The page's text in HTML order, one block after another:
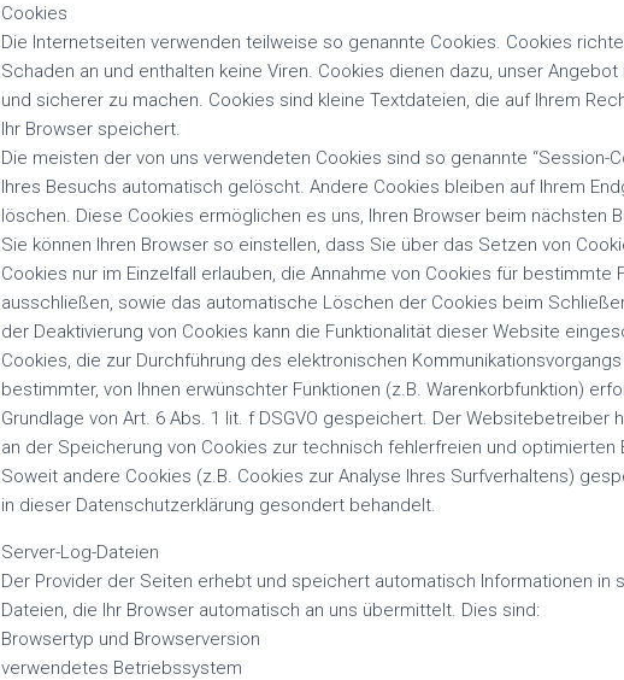
Cookies
Die Internetseiten verwenden teilweise so genannte Cookies. Cookies
Schaden an und enthalten keine Viren. Cookies dienen dazu, unser
und sicherer zu machen. Cookies sind kleine Textdateien, die auf Ihrem
Ihr Browser speichert.
Die meisten der von uns verwendeten Cookies sind so genannte “Session-
Ihres Besuchs automatisch gelöscht. Andere Cookies bleiben auf Ihrem
löschen. Diese Cookies ermöglichen es uns, Ihren Browser beim nächsten
Sie können Ihren Browser so einstellen, dass Sie über das Setzen von
Cookies nur im Einzelfall erlauben, die Annahme von Cookies für bestimmte
ausschließen, sowie das automatische Löschen der Cookies beim
der Deaktivierung von Cookies kann die Funktionalität dieser Website
Cookies, die zur Durchführung des elektronischen
bestimmter, von Ihnen erwünschter Funktionen (z.B. Warenkorbfunktion)
Grundlage von Art. 6 Abs. 1 lit. f DSGVO gespeichert. Der
an der Speicherung von Cookies zur technisch fehlerfreien und optimierten
Soweit andere Cookies (z.B. Cookies zur Analyse Ihres Surfverhaltens)
in dieser Datenschutzerklärung gesondert behandelt.
Server-Log-Dateien
Der Provider der Seiten erhebt und speichert automatisch Informationen in
Dateien, die Ihr Browser automatisch an uns übermittelt. Dies sind:
Browsertyp und Browserversion
verwendetes Betriebssystem